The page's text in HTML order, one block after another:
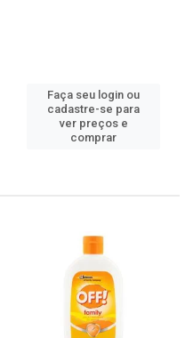
Faça seu login ou
cadastre-se para
ver preços e
comprar